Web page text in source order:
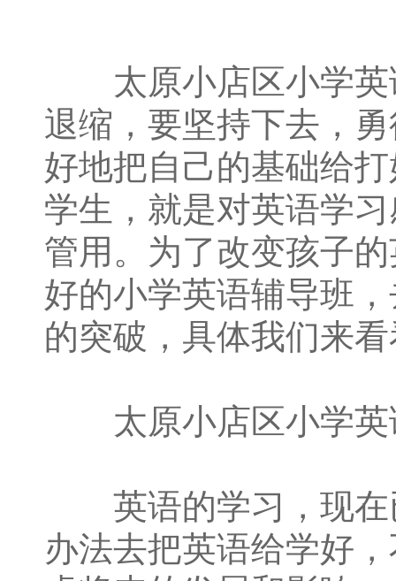
太原小店区小学英
退缩，要坚持下去，
好地把自己的基础给
学生，就是对英语学
管用。为了改变孩子
好的小学英语辅导班
的突破，具体我们来
太原小店区小学英
英语的学习，现在
办法去把英语给学好